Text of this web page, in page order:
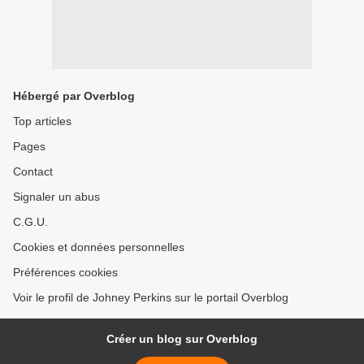
Hébergé par Overblog
Top articles
Pages
Contact
Signaler un abus
C.G.U.
Cookies et données personnelles
Préférences cookies
Voir le profil de Johney Perkins sur le portail Overblog
Créer un blog sur Overblog